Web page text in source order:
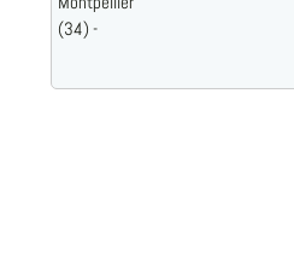
(34) -